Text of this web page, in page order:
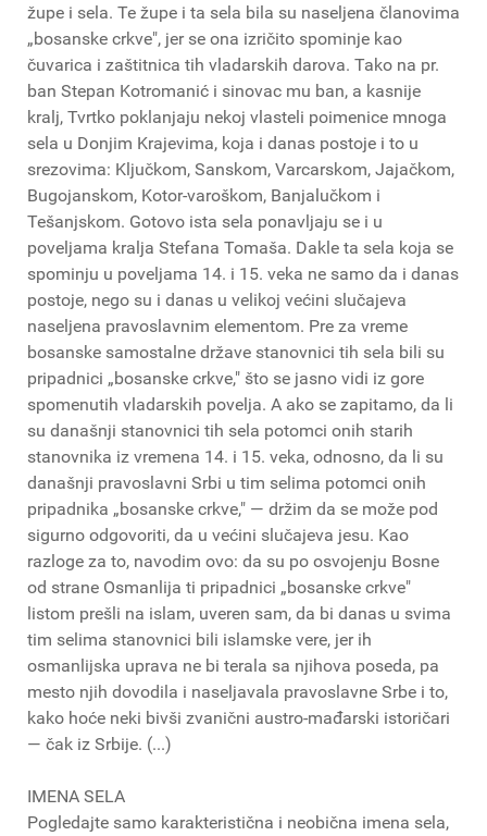
župe i sela. Te župe i ta sela bila su naseljena članovima
„bosanske crkve", jer se ona izričito spominje kao
čuvarica i zaštitnica tih vladarskih darova. Tako na pr.
ban Stepan Kotromanić i sinovac mu ban, a kasnije
kralj, Tvrtko poklanjaju nekoj vlasteli poimenice mnoga
sela u Donjim Krajevima, koja i danas postoje i to u
srezovima: Ključkom, Sanskom, Varcarskom, Jajačkom,
Bugojanskom, Kotor-varoškom, Banjalučkom i
Tešanjskom. Gotovo ista sela ponavljaju se i u
poveljama kralja Stefana Tomaša. Dakle ta sela koja se
spominju u poveljama 14. i 15. veka ne samo da i danas
postoje, nego su i danas u velikoj većini slučajeva
naseljena pravoslavnim elementom. Pre za vreme
bosanske samostalne države stanovnici tih sela bili su
pripadnici „bosanske crkve," što se jasno vidi iz gore
spomenutih vladarskih povelja. A ako se zapitamo, da li
su današnji stanovnici tih sela potomci onih starih
stanovnika iz vremena 14. i 15. veka, odnosno, da li su
današnji pravoslavni Srbi u tim selima potomci onih
pripadnika „bosanske crkve," — držim da se može pod
sigurno odgovoriti, da u većini slučajeva jesu. Kao
razloge za to, navodim ovo: da su po osvojenju Bosne
od strane Osmanlija ti pripadnici „bosanske crkve"
listom prešli na islam, uveren sam, da bi danas u svima
tim selima stanovnici bili islamske vere, jer ih
osmanlijska uprava ne bi terala sa njihova poseda, pa
mesto njih dovodila i naseljavala pravoslavne Srbe i to,
kako hoće neki bivši zvanični austro-mađarski istoričari
— čak iz Srbije. (...)
IMENA SELA
Pogledajte samo karakteristična i neobična imena sela,